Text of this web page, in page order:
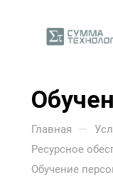
Главная —
Ресурсное
Обучение